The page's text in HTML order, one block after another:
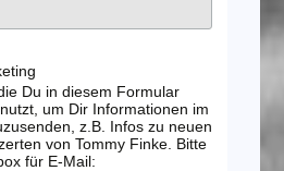
Du in diesem Formular
um Dir Informationen im
z.B. Infos zu neuen
von Tommy Finke. Bitte
für E-Mail: